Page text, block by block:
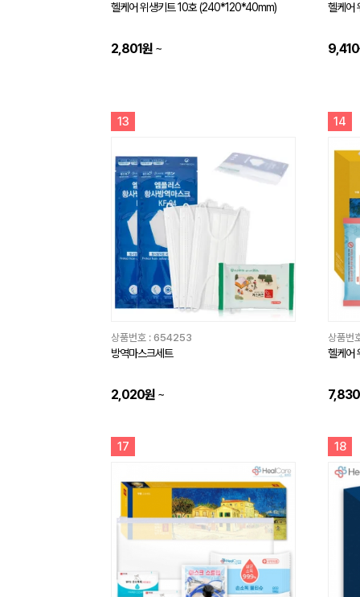
헬케어 위생키트 10호 (240*120*40mm)
2,801원 ~
헬케어
13
상품번호 : 654253
방역마스크세트
2,020원 ~
14
상품번
헬케어
17 18